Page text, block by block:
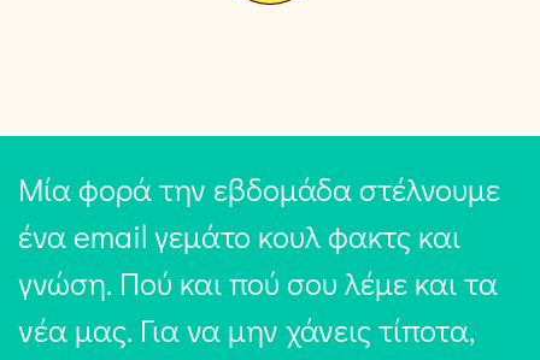
Μία φορά την εβδομάδα στέλνουμε
ένα email γεμάτο κουλ φακτς και
γνώση. Πού και πού σου λέμε και τα
νέα μας. Για να μην χάνεις τίποτα,